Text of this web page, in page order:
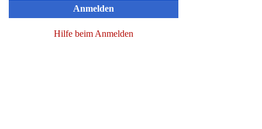
Anmelden
Hilfe beim Anmelden